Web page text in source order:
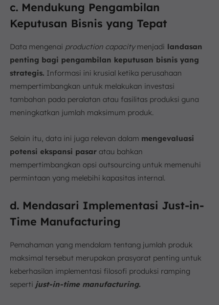
c. Mendukung Pengambilan
Keputusan Bisnis yang Tepat
Data mengenai production capacitymenjadi landasan
penting bagi pengambilan keputusan bisnis yang
strategis. Informasi ini krusial ketika perusahaan
mempertimbangkan untuk melakukan investasi
tambahan pada peralatan atau fasilitas produksi guna
meningkatkan jumlah maksimum produk.
Selain itu, data ini juga relevan dalam mengevaluasi
potensi ekspansi pasar atau bahkan
mempertimbangkan opsi outsourcing untuk memenuhi
permintaan yang melebihi kapasitas internal.
d. Mendasari Implementasi Just-in-
Time Manufacturing
Pemahaman yang mendalam tentang jumlah produk
maksimal tersebut merupakan prasyarat penting untuk
keberhasilan implementasi filosofi produksi ramping
seperti just-in-time manufacturing.